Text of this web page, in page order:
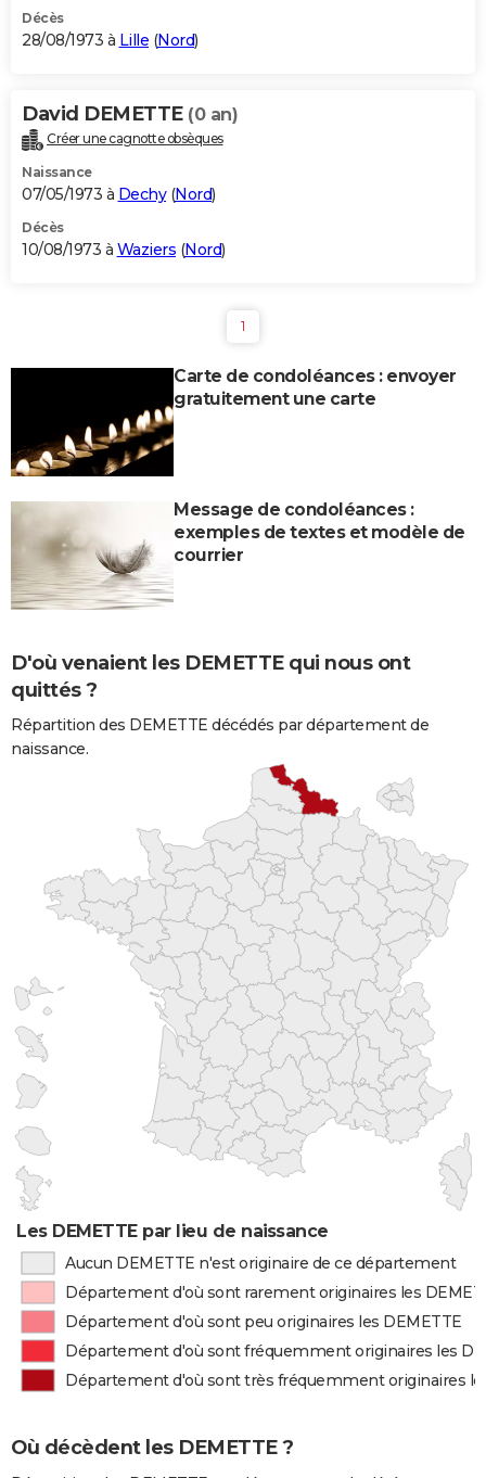
Décès
28/08/1973 à Lille (Nord)
David DEMETTE (0 an)
Créer une cagnotte obsèques
Naissance
07/05/1973 à Dechy(Nord)
Décès
10/08/1973 à Waziers (Nord)
1
Carte de condoléances : envoyer
gratuitement une carte
Message de condoléances :
exemples de textes et modèle de
courrier
D'où venaient les DEMETTE qui nous ont
quittés ?
Répartition des DEMETTE décédés par département de
naissance.
Les DEMETTE par lieu de naissance
Aucun DEMETTE n'est originaire de ce département
Département d'où sont rarement originaires les
Département d'où sont peu originaires les DEMETTE
Département d'où sont fréquemment originaires les
Département d'où sont très fréquemment originaires
Où décèdent les DEMETTE ?